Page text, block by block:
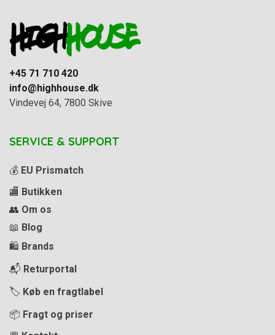
+45 71 710 420
info@highhouse.dk
Vindevej 64, 7800 Skive
SERVICE & SUPPORT
💰 EU Prismatch
🏬 Butikken
👥 Om os
📖 Blog
🛍️ Brands
📬 Returportal
🏷️ Køb en fragtlabel
📦 Fragt og priser